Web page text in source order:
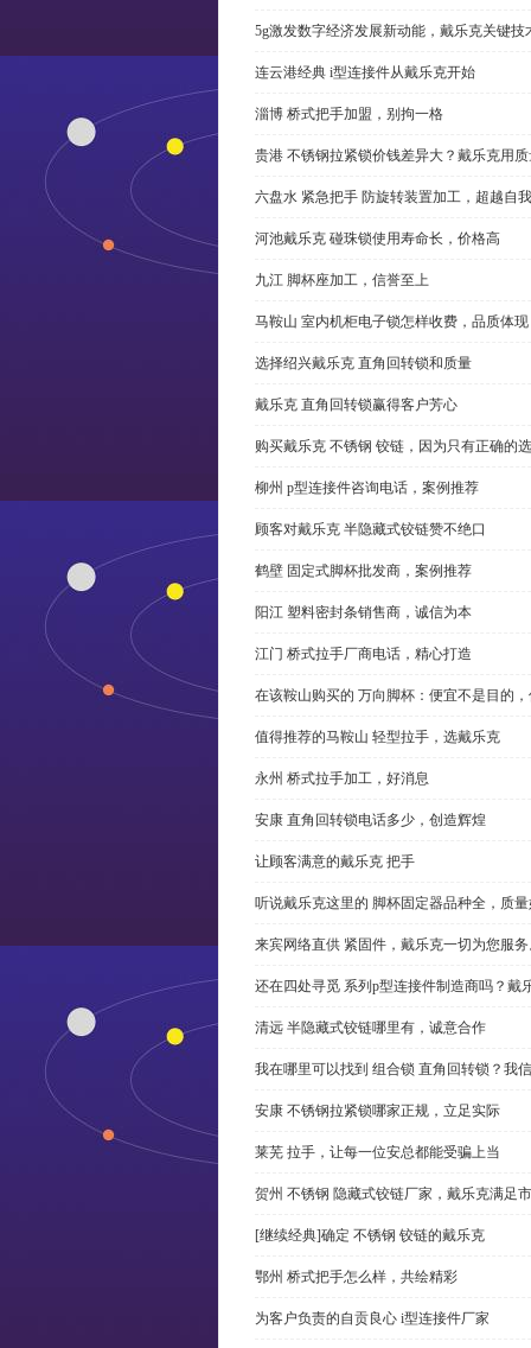
5g激发数字经济发展新动能，戴乐克关键技
连云港经典 i型连接件从戴乐克开始
淄博 桥式把手加盟，别拘一格
贵港 不锈钢拉紧锁价钱差异大？戴乐克用
六盘水 紧急把手 防旋转装置加工，超越自我
河池戴乐克 碰珠锁使用寿命长，价格高
九江 脚杯座加工，信誉至上
马鞍山 室内机柜电子锁怎样收费，品质体现
选择绍兴戴乐克 直角回转锁和质量
戴乐克 直角回转锁赢得客户芳心
购买戴乐克 不锈钢 铰链，因为只有正确的
柳州 p型连接件咨询电话，案例推荐
顾客对戴乐克 半隐藏式铰链赞不绝口
鹤壁 固定式脚杯批发商，案例推荐
阳江 塑料密封条销售商，诚信为本
江门 桥式拉手厂商电话，精心打造
在该鞍山购买的 万向脚杯：便宜不是目的
值得推荐的马鞍山 轻型拉手，选戴乐克
永州 桥式拉手加工，好消息
安康 直角回转锁电话多少，创造辉煌
让顾客满意的戴乐克 把手
听说戴乐克这里的 脚杯固定器品种全，质
来宾网络直供 紧固件，戴乐克一切为您服
还在四处寻觅 系列p型连接件制造商吗？戴
清远 半隐藏式铰链哪里有，诚意合作
我在哪里可以找到 组合锁 直角回转锁？我
安康 不锈钢拉紧锁哪家正规，立足实际
莱芜 拉手，让每一位安总都能受骗上当
贺州 不锈钢 隐藏式铰链厂家，戴乐克满足
[继续经典]确定 不锈钢 铰链的戴乐克
鄂州 桥式把手怎么样，共绘精彩
为客户负责的自贡良心 i型连接件厂家